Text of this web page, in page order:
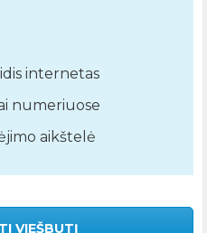
internetas
numeriuose
aikštelė
VIEŠBUTĮ